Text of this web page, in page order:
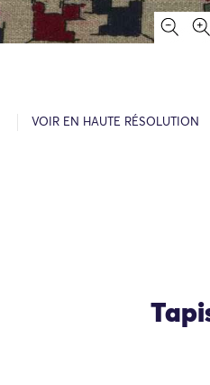
VOIR EN HAUTE RÉSOLUTION